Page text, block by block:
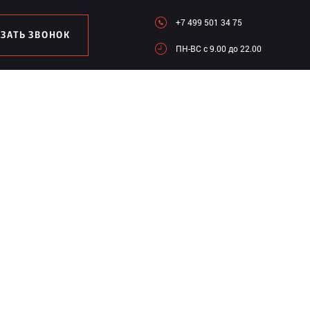
ЗВОНОК
+7 499 501 34 75
ПН-ВC c 9.00 до 22.00